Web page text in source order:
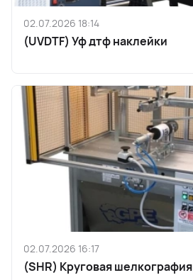
02.07.2026 18:14
(UVDTF) Уф дтф наклейки
02.07.2026 16:17
(SHR) Круговая шелкография